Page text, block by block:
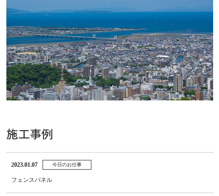
施工事例
2023.01.07 今日のお仕事
フェンスパネル